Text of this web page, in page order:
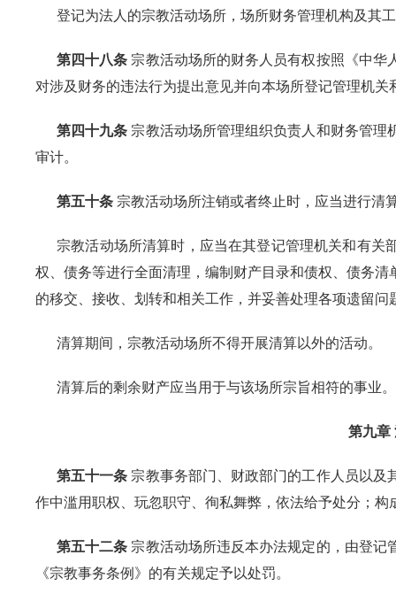
登记为法人的宗教活动场所，场所财务管理机构及其
第四十八条 宗教活动场所的财务人员有权按照《中华
对涉及财务的违法行为提出意见并向本场所登记管理机关
第四十九条 宗教活动场所管理组织负责人和财务管理
审计。
第五十条 宗教活动场所注销或者终止时，应当进行清
宗教活动场所清算时，应当在其登记管理机关和有
权、债务等进行全面清理，编制财产目录和债权、债务
的移交、接收、划转和相关工作，并妥善处理各项遗留问
清算期间，宗教活动场所不得开展清算以外的活动。
清算后的剩余财产应当用于与该场所宗旨相符的事业。
第九章
第五十一条 宗教事务部门、财政部门的工作人员以及
作中滥用职权、玩忽职守、徇私舞弊，依法给予处分；构
第五十二条 宗教活动场所违反本办法规定的，由登记
《宗教事务条例》的有关规定予以处罚。